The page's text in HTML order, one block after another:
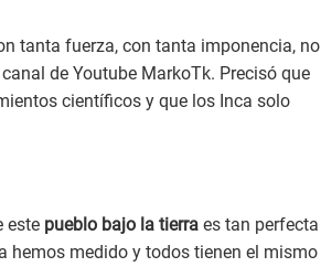
tanta fuerza, con tanta imponencia, no
de Youtube MarkoTk. Precisó que
científicos y que los Inca solo
este pueblo bajo la tierra es tan perfecta
hemos medido y todos tienen el mismo